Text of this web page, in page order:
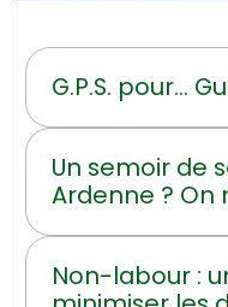
G.P.S. pour...
Un semoir de
Ardenne ? On
Non-labour :